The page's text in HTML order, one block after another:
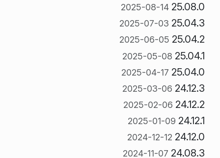
25.08.0
2025-08-14
25.04.3
2025-07-03
25.04.2
2025-06-05
25.04.1
2025-05-08
25.04.0
2025-04-17
24.12.3
2025-03-06
24.12.2
2025-02-06
24.12.1
2025-01-09
24.12.0
2024-12-12
24.08.3
2024-11-07